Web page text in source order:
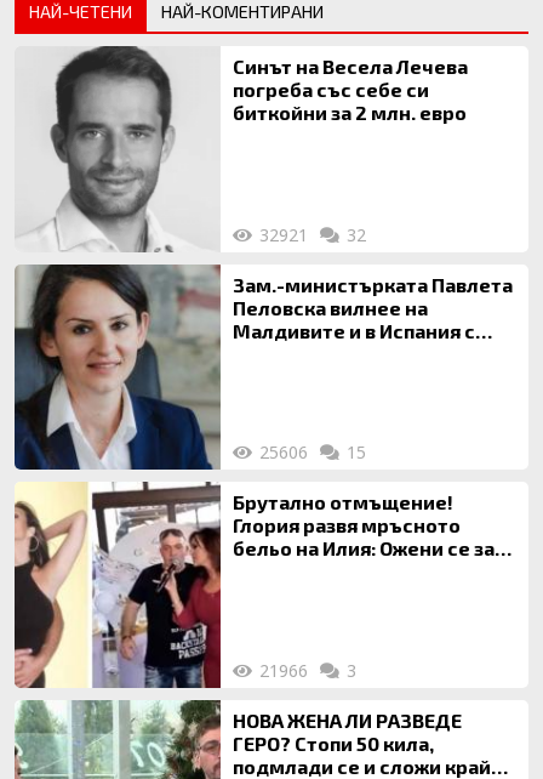
НАЙ-ЧЕТЕНИ НАЙ-КОМЕНТИРАНИ
Синът на Весела Лечева
погреба със себе си
биткойни за 2 млн. евро
32921 32
Зам.-министърката Павлета
Пеловска вилнее на
Малдивите и в Испания с
25606 15
Брутално отмъщение!
Глория развя мръсното
бельо на Илия: Ожени се за
21966 3
НОВА ЖЕНА ЛИ РАЗВЕДЕ
ГЕРО? Стопи 50 кила,
подмлади се и сложи край